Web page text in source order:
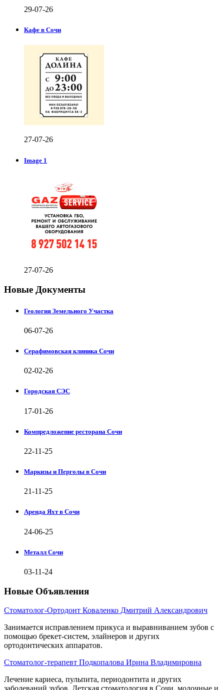
29-07-26
Кафе в Сочи
27-07-26
Image 1
27-07-26
Новые Документы
Геология Земельного Участка
06-07-26
Серафимовская клиника Сочи
02-02-26
Городская СЭС
17-01-26
Компредложение ресторана Сочи
22-11-25
Маркизы и Перголы в Сочи
21-11-25
Аренда Яхт в Сочи
24-06-25
Металл Сочи
03-11-24
Новые Объявления
Стоматолог-Ортодонт Коваленко Дмитрий Александрович
Занимается исправлением прикуса и выравниванием зубов с
помощью брекет-систем, элайнеров и других
ортодонтических аппаратов.
Стоматолог-терапевт Подкопалова Ирина Владимировна
Лечение кариеса, пульпита, периодонтита и других